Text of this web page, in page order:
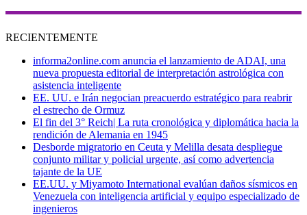
RECIENTEMENTE
informa2online.com anuncia el lanzamiento de ADAI, una
nueva propuesta editorial de interpretación astrológica con
asistencia inteligente
EE. UU. e Irán negocian preacuerdo estratégico para reabrir
el estrecho de Ormuz
El fin del 3° Reich| La ruta cronológica y diplomática hacia la
rendición de Alemania en 1945
Desborde migratorio en Ceuta y Melilla desata despliegue
conjunto militar y policial urgente, así como advertencia
tajante de la UE
EE.UU. y Miyamoto International evalúan daños sísmicos en
Venezuela con inteligencia artificial y equipo especializado de
ingenieros